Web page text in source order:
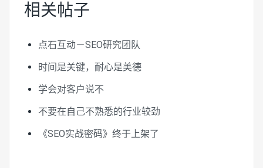
相关帖子
点石互动－SEO研究团队
时间是关键，耐心是美德
学会对客户说不
不要在自己不熟悉的行业较劲
《SEO实战密码》终于上架了